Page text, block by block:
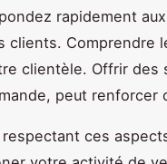
rapidement
clients. Comprendre
clientèle. Offrir des
peut renforcer
respectant ces